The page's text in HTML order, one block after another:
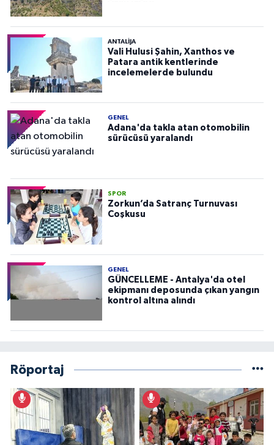
ANTALIJA
Vali Hulusi Şahin, Xanthos ve
Patara antik kentlerinde
incelemelerde bulundu
GENEL
Adana'da takla atan otomobilin
sürücüsü yaralandı
SPOR
Zorkun’da Satranç Turnuvası
Coşkusu
GENEL
GÜNCELLEME - Antalya'da otel
ekipmanı deposunda çıkan yangın
kontrol altına alındı
Röportaj